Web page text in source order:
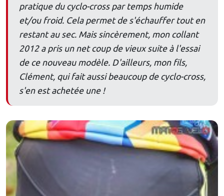
pratique du cyclo-cross par temps humide
et/ou froid. Cela permet de s'échauffer tout en
restant au sec. Mais sincèrement, mon collant
2012 a pris un net coup de vieux suite à l'essai
de ce nouveau modèle. D'ailleurs, mon fils,
Clément, qui fait aussi beaucoup de cyclo-cross,
s'en est achetée une !